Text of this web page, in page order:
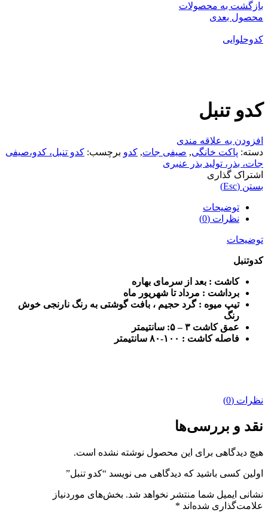
بازگشت به محصولات
محصول بعدی
کدوحلوایی
کدو تنبل
افزودن به علاقه مندی
دسته: پاکت خانگی, صیفی جات, کدو برچسب: کدو تنبل، کدو،صیفی
جات، بذر، تولید بذر عنبری
اشتراک گذاری
بستن (Esc)
توضیحات
نظرات (0)
توضیحات
کدوتنبل
کاشت : بعد از سرمای بهاره
برداشت : مرداد تا شهریور ماه
تیپ میوه : گرد حجیم ، بافت گوشتی به رنگ نارنجی خوش
رنگ
عمق کاشت ۳ – ۵:
سانتیمتر
فاصله کاشت : ۱۰۰-۸۰ سانتیمتر
نظرات (0)
نقد و بررسی‌ها
هیچ دیدگاهی برای این محصول نوشته نشده است.
اولین کسی باشید که دیدگاهی می نویسد “کدو تنبل”
نشانی ایمیل شما منتشر نخواهد شد. بخش‌های موردنیاز
علامت‌گذاری شده‌اند *